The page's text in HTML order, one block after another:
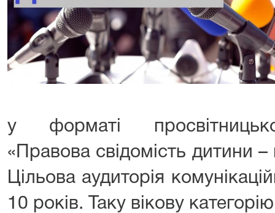
у форматі
«Правова свідомість дитини –
Цільова аудиторія
10 років. Таку вікову